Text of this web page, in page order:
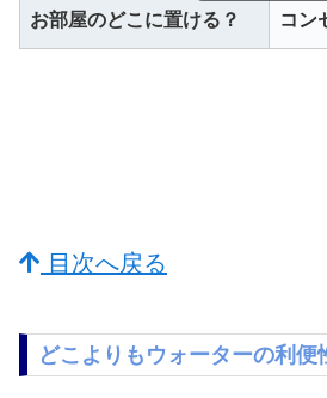
お部屋のどこに置ける？ コン
目次へ戻る
どこよりもウォーターの利便